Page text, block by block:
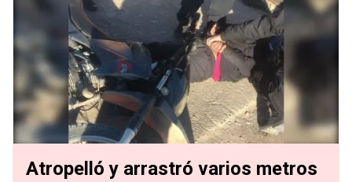
Atropelló y arrastró varios metros